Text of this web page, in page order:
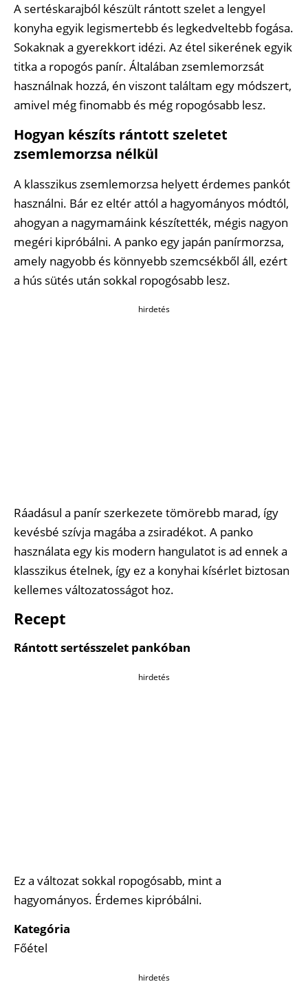
A sertéskarajból készült rántott szelet a lengyel
konyha egyik legismertebb és legkedveltebb fogása.
Sokaknak a gyerekkort idézi. Az étel sikerének egyik
titka a ropogós panír. Általában zsemlemorzsát
használnak hozzá, én viszont találtam egy módszert,
amivel még finomabb és még ropogósabb lesz.
Hogyan készíts rántott szeletet
zsemlemorzsa nélkül
A klasszikus zsemlemorzsa helyett érdemes pankót
használni. Bár ez eltér attól a hagyományos módtól,
ahogyan a nagymamáink készítették, mégis nagyon
megéri kipróbálni. A panko egy japán panírmorzsa,
amely nagyobb és könnyebb szemcsékből áll, ezért
a hús sütés után sokkal ropogósabb lesz.
hirdetés
Ráadásul a panír szerkezete tömörebb marad, így
kevésbé szívja magába a zsiradékot. A panko
használata egy kis modern hangulatot is ad ennek a
klasszikus ételnek, így ez a konyhai kísérlet biztosan
kellemes változatosságot hoz.
Recept
Rántott sertésszelet pankóban
hirdetés
Ez a változat sokkal ropogósabb, mint a
hagyományos. Érdemes kipróbálni.
Kategória
Főétel
hirdetés